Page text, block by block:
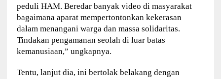
peduli HAM. Beredar banyak video di masyarakat
bagaimana aparat mempertontonkan kekerasan
dalam menangani warga dan massa solidaritas.
Tindakan pengamanan seolah di luar batas
kemanusiaan,” ungkapnya.
Tentu, lanjut dia, ini bertolak belakang dengan